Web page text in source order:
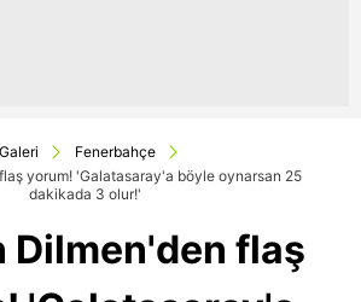
Galeri
Fenerbahçe
yorum! 'Galatasaray'a böyle oynarsan 25
dakikada 3 olur!'
Dilmen'den flaş